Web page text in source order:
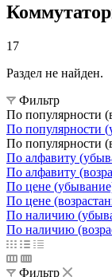
17
Раздел не найден.
Фильтр
По популярности
По популярности
По популярности
По алфавиту
По алфавиту
По цене
По цене
По наличию
По наличию
Фильтр